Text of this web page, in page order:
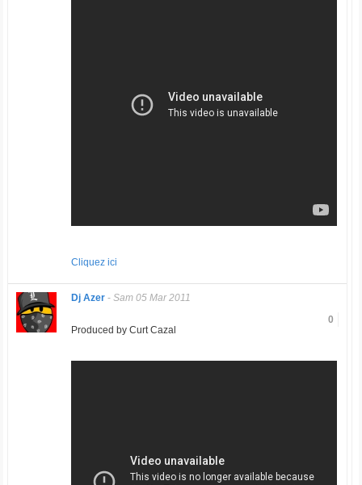
Cliquez ici
Dj Azer- Sam 05 Mar 2011
0
Produced by Curt Cazal